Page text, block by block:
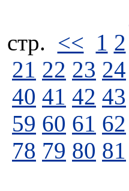
стp. << 1 2
21 22 23 24
40 41 42 43
59 60 61 62
78 79 80 81